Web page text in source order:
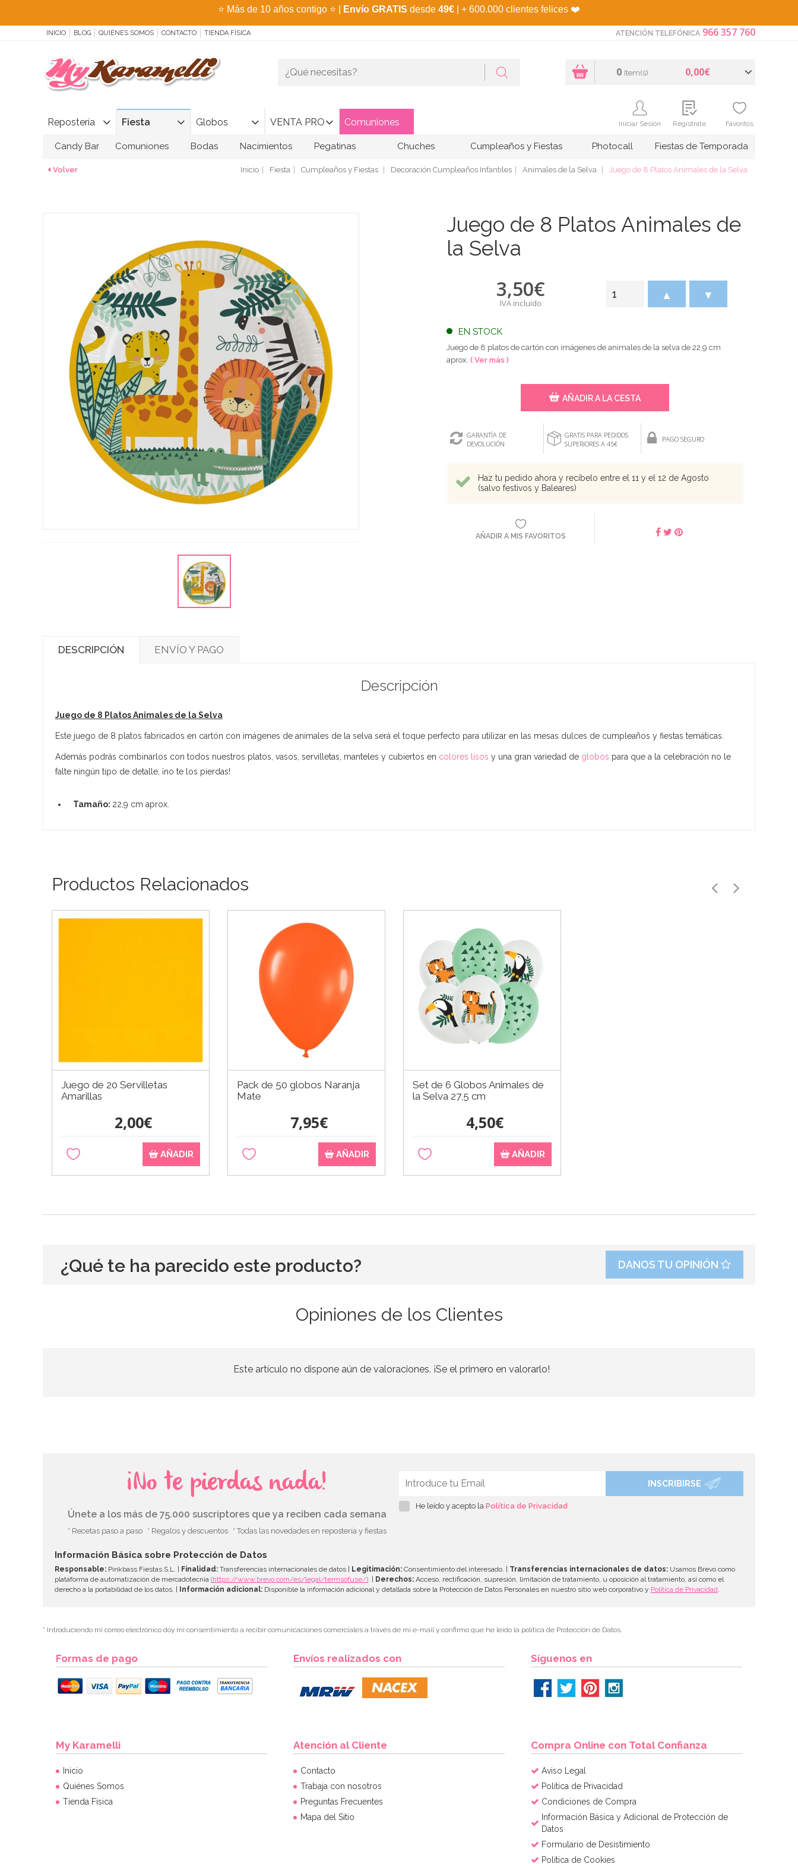
⭐ Más de 10 años contigo ⭐ Envío GRATIS desde 49€ | + 600.000 clientes felices ❤️
INICIO BLOG QUIÉNES SOMOS CONTACTO TIENDA FÍSICA ATENCIÓN TELEFÓNICA 966 357 760
Repostería Fiesta Globos VENTA PRO Comuniones
0 Item(s) 0,00€
Iniciar Sesión Regístrate Favoritos
Candy Bar Comuniones Bodas Nacimientos Pegatinas Chuches Cumpleaños y Fiestas Photocall Fiestas de Temporada
Volver Inicio Fiesta Cumpleaños y Fiestas Decoración Cumpleaños Infantiles Animales de la Selva Juego de 8 Platos Animales de la Selva
Juego de 8 Platos Animales de
la Selva
3,50€
IVA incluido
EN STOCK
▲ ▼
Juego de 8 platos de cartón con imágenes de animales de la selva de 22,9 cm
aprox. ( Ver más )
AÑADIR A LA CESTA
GARANTÍA DE
DEVOLUCIÓN
GRATIS PARA PEDIDOS
SUPERIORES A 45€
PAGO SEGURO
Haz tu pedido ahora y recíbelo entre el 11 y el 12 de Agosto
(salvo festivos y Baleares)
AÑADIR A MIS FAVORITOS
DESCRIPCIÓN ENVÍO Y PAGO
Descripción
Juego de 8 Platos Animales de la Selva
Este juego de 8 platos fabricados en cartón con imágenes de animales de la selva será el toque perfecto para utilizar en las mesas dulces de cumpleaños y fiestas temáticas.
Además podrás combinarlos con todos nuestros platos, vasos, servilletas, manteles y cubiertos en colores lisos y una gran variedad de globos para que a la celebración no le
falte ningún tipo de detalle, ¡no te los pierdas!
Tamaño: 22,9 cm aprox.
Productos Relacionados
Juego de 20 Servilletas
Amarillas
2,00€
AÑADIR
Pack de 50 globos Naranja
Mate
7,95€
AÑADIR
Set de 6 Globos Animales de
la Selva 27,5 cm
4,50€
AÑADIR
¿Qué te ha parecido este producto? DANOS TU OPINIÓN
Opiniones de los Clientes
Este artículo no dispone aún de valoraciones. ¡Se el primero en valorarlo!
¡No te pierdas nada!
Únete a los más de 75.000 suscriptores que ya reciben cada semana
* Recetas paso a paso * Regalos y descuentos * Todas las novedades en repostería y fiestas
INSCRIBIRSE
He leído y acepto la Política de Privacidad
Información Básica sobre Protección de Datos
Responsable: Pinkbass Fiestas S.L. | Finalidad: Transferencias internacionales de datos | Legitimación: Consentimiento del interesado. | Transferencias internacionales de datos: Usamos Brevo como
plataforma de automatización de mercadotecnia (https://www.brevo.com/es/legal/termsofuse/) . | Derechos: Acceso, rectificación, supresión, limitación de tratamiento, u oposición al tratamiento, así como el
derecho a la portabilidad de los datos. | Información adicional: Disponible la información adicional y detallada sobre la Protección de Datos Personales en nuestro sitio web corporativo y Política de Privacidad
* Introduciendo mi correo electrónico doy mi consentimiento a recibir comunicaciones comerciales a través de mi e-mail y confirmo que he leído la política de Protección de Datos.
Formas de pago Envíos realizados con Síguenos en
My Karamelli
Inicio
Quiénes Somos
Tienda Física
Atención al Cliente
Contacto
Trabaja con nosotros
Preguntas Frecuentes
Mapa del Sitio
Compra Online con Total Confianza
Aviso Legal
Política de Privacidad
Condiciones de Compra
Información Básica y Adicional de Protección de
Datos
Formulario de Desistimiento
Política de Cookies